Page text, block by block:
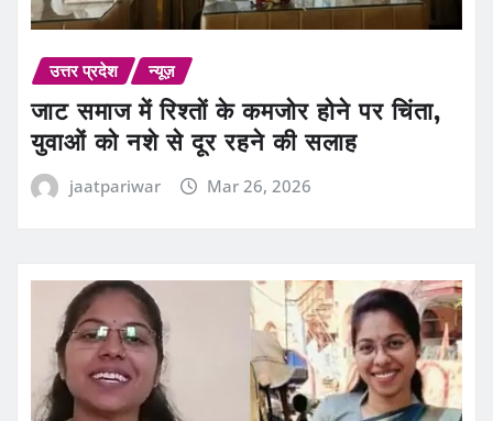
उत्तर प्रदेश न्यूज़
जाट समाज में रिश्तों के कमजोर होने पर चिंता,
युवाओं को नशे से दूर रहने की सलाह
jaatpariwar Mar 26, 2026